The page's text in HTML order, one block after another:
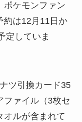
ポケモンファン
約は12月11日か
定していま
ツ引換カード35
ファイル（3枚セ
オルが含まれて